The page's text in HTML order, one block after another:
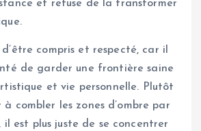
et refuse de la transformer
compris et respecté, car il
de garder une frontière saine
et vie personnelle. Plutôt
combler les zones d’ombre par
il est plus juste de se concentrer